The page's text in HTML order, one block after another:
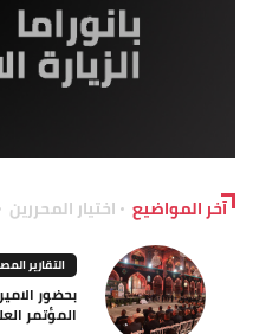
آخر المواضيع اختيار المحررين
التقارير
بحضور
المؤتمر